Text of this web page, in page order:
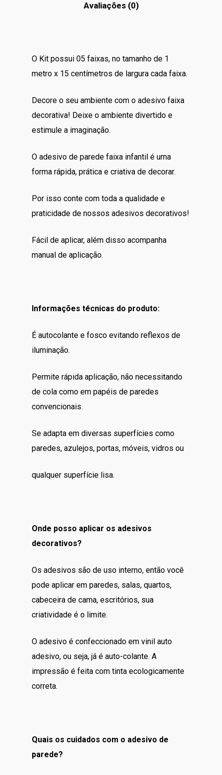
Avaliações (0)
O Kit possui 05 faixas, no tamanho de 1
metro x 15 centímetros de largura cada faixa.
Decore o seu ambiente com o adesivo faixa
decorativa! Deixe o ambiente divertido e
estimule a imaginação.
O adesivo de parede faixa infantil é uma
forma rápida, prática e criativa de decorar.
Por isso conte com toda a qualidade e
praticidade de nossos adesivos decorativos!
Fácil de aplicar, além disso acompanha
manual de aplicação.
Informações técnicas do produto:
É autocolante e fosco evitando reflexos de
iluminação.
Permite rápida aplicação, não necessitando
de cola como em papéis de paredes
convencionais.
Se adapta em diversas superfícies como
paredes, azulejos, portas, móveis, vidros ou
qualquer superfície lisa.
Onde posso aplicar os adesivos
decorativos?
Os adesivos são de uso interno, então você
pode aplicar em paredes, salas, quartos,
cabeceira de cama, escritórios, sua
criatividade é o limite.
O adesivo é confeccionado em vinil auto
adesivo, ou seja, já é auto-colante. A
impressão é feita com tinta ecologicamente
correta.
Quais os cuidados com o adesivo de
parede?